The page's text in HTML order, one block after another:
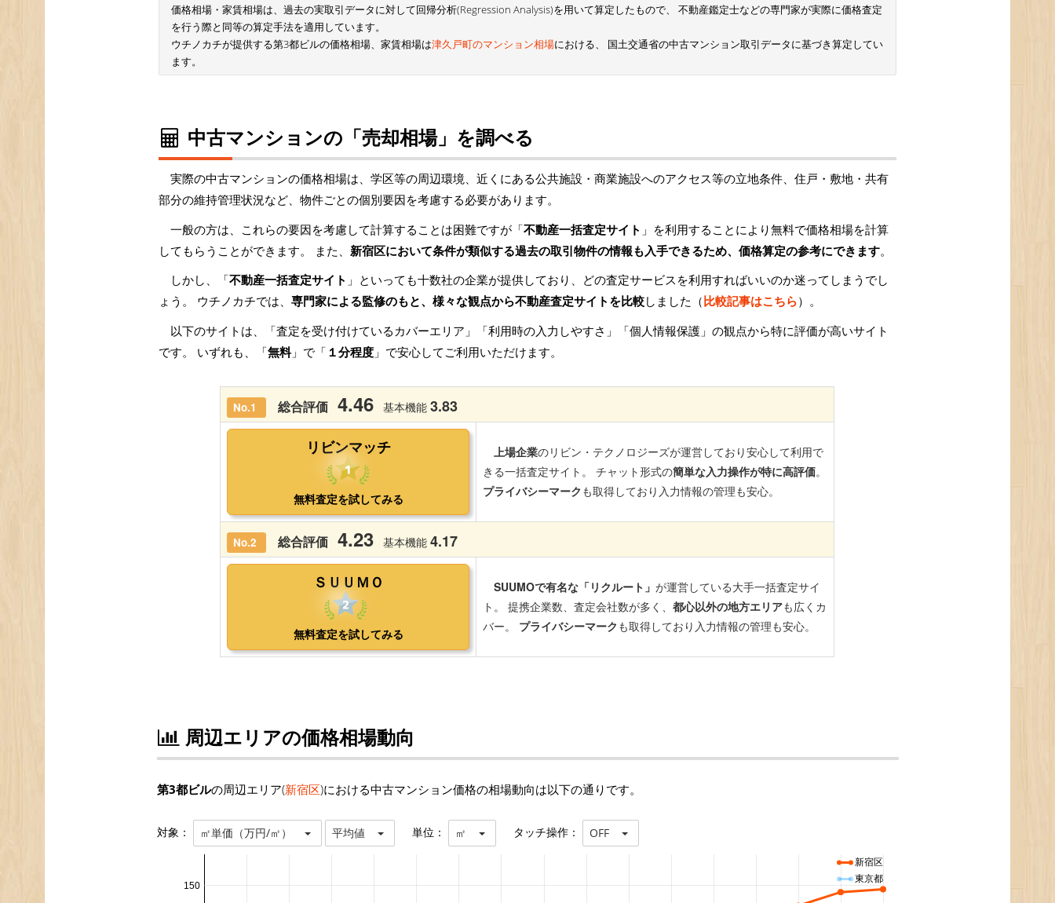
価格相場・家賃相場は、過去の実取引データに対して回帰分析(Regression Analysis)を用いて算定したもので、 不動産鑑定士などの専門家が実際に価格査定
を行う際と同等の算定手法を適用しています。
ウチノカチが提供する第3都ビルの価格相場、家賃相場は津久戸町のマンション相場における、 国土交通省の中古マンション取引データに基づき算定してい
ます。
中古マンションの「売却相場」を調べる
実際の中古マンションの価格相場は、学区等の周辺環境、近くにある公共施設・商業施設へのアクセス等の立地条件、住戸・敷地・共有
部分の維持管理状況など、物件ごとの個別要因を考慮する必要があります。
一般の方は、これらの要因を考慮して計算することは困難ですが「不動産一括査定サイト 」を利用することにより無料で価格相場を計算
してもらうことができます。 また、 新宿区において条件が類似する過去の取引物件の情報も入手できるため、価格算定の参考にできます。
しかし、「不動産一括査定サイト 」といっても十数社の企業が提供しており、どの査定サービスを利用すればいいのか迷ってしまうでし
ょう。 ウチノカチでは、 専門家による監修のもと、様々な観点から不動産査定サイトを比較しました（比較記事はこちら）。
以下のサイトは、「査定を受け付けているカバーエリア」「利用時の入力しやすさ」「個人情報保護」の観点から特に評価が高いサイト
です。 いずれも、「無料」で「 １分程度 」で安心してご利用いただけます。
周辺エリアの価格相場動向
第3都ビルの周辺エリア(新宿区)における中古マンション価格の相場動向は以下の通りです。
対象： ㎡単価（万円/㎡） 平均値 単位： ㎡ タッチ操作： OFF
150
新宿区
東京都